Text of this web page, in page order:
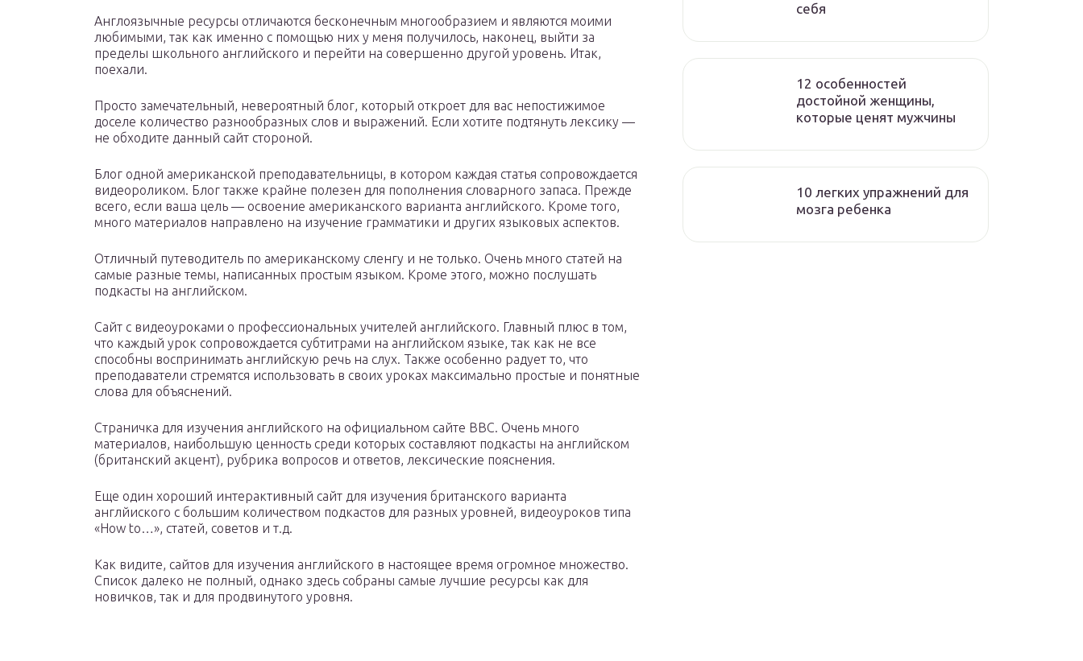
Англоязычные ресурсы отличаются бесконечным многообразием и являются моими
любимыми, так как именно с помощью них у меня получилось, наконец, выйти за
пределы школьного английского и перейти на совершенно другой уровень. Итак,
поехали.
Просто замечательный, невероятный блог, который откроет для вас непостижимое
доселе количество разнообразных слов и выражений. Если хотите подтянуть лексику —
не обходите данный сайт стороной.
Блог одной американской преподавательницы, в котором каждая статья сопровождается
видеороликом. Блог также крайне полезен для пополнения словарного запаса. Прежде
всего, если ваша цель — освоение американского варианта английского. Кроме того,
много материалов направлено на изучение грамматики и других языковых аспектов.
Отличный путеводитель по американскому сленгу и не только. Очень много статей на
самые разные темы, написанных простым языком. Кроме этого, можно послушать
подкасты на английском.
Сайт с видеоуроками о профессиональных учителей английского. Главный плюс в том,
что каждый урок сопровождается субтитрами на английском языке, так как не все
способны воспринимать английскую речь на слух. Также особенно радует то, что
преподаватели стремятся использовать в своих уроках максимально простые и понятные
слова для объяснений.
Страничка для изучения английского на официальном сайте BBC. Очень много
материалов, наибольшую ценность среди которых составляют подкасты на английском
(британский акцент), рубрика вопросов и ответов, лексические пояснения.
Еще один хороший интерактивный сайт для изучения британского варианта
англйиского с большим количеством подкастов для разных уровней, видеоуроков типа
«How to…», статей, советов и т.д.
Как видите, сайтов для изучения английского в настоящее время огромное множество.
Список далеко не полный, однако здесь собраны самые лучшие ресурсы как для
новичков, так и для продвинутого уровня.
себя
12 особенностей
достойной женщины,
которые ценят мужчины
10 легких упражнений для
мозга ребенка